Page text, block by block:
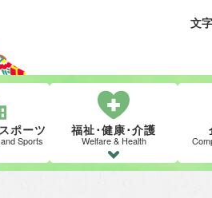
文
ポーツ
Sports
福祉･健康･介護
Welfare & Health